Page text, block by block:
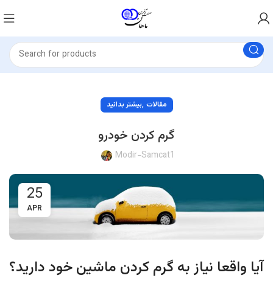
بیشتر بدانید, مقالات
گرم کردن خودرو
Modir-Samcat1
25
APR
آیا واقعا نیاز به گرم کردن ماشین خود دارید؟